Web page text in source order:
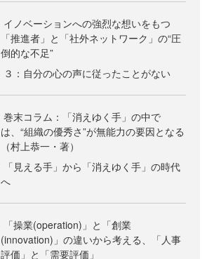
イノベーションへの強烈な想いをもつ
「推進者」と「社外ネットワーク」の“圧
倒的な不足”
３：自分の心の声に従ったことがない
巻末コラム：「消えゆく手」の中で
は、“組織の優秀さ”が無能力の要因となる
（村上恭一・著）
「見える手」から「消えゆく手」の時代
へ
「操業(operation)」と「創業
(innovation)」の違いから考える、「人事
評価」と「需要評価」